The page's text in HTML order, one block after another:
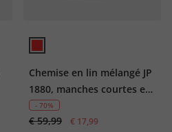
Chemise en lin mélangé JP
1880, manches courtes et
poches à rabat, coupe
Cuba Fit – jusqu'au 8 XL
- 70%
€ 59,99 € 17,99